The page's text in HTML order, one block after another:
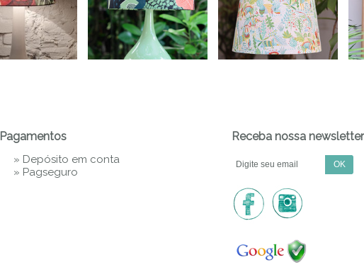
Pagamentos
» Depósito em conta
» Pagseguro
Receba nossa newsletter